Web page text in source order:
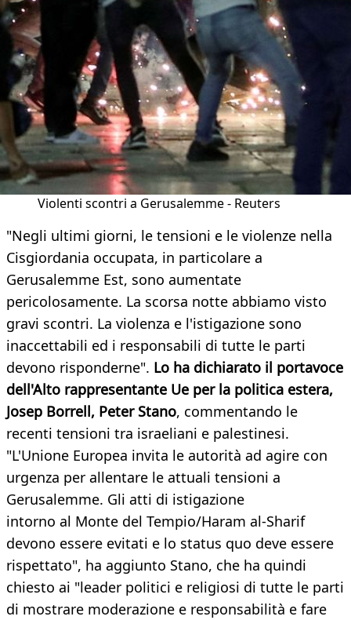
Violenti scontri a Gerusalemme - Reuters
"Negli ultimi giorni, le tensioni e le violenze nella
Cisgiordania occupata, in particolare a
Gerusalemme Est, sono aumentate
pericolosamente. La scorsa notte abbiamo visto
gravi scontri. La violenza e l'istigazione sono
inaccettabili ed i responsabili di tutte le parti
devono risponderne". Lo ha dichiarato il portavoce
dell'Alto rappresentante Ue per la politica estera,
Josep Borrell, Peter Stano, commentando le
recenti tensioni tra israeliani e palestinesi.
"L'Unione Europea invita le autorità ad agire con
urgenza per allentare le attuali tensioni a
Gerusalemme. Gli atti di istigazione
intorno al Monte del Tempio/Haram al-Sharif
devono essere evitati e lo status quo deve essere
rispettato", ha aggiunto Stano, che ha quindi
chiesto ai "leader politici e religiosi di tutte le parti
di mostrare moderazione e responsabilità e fare